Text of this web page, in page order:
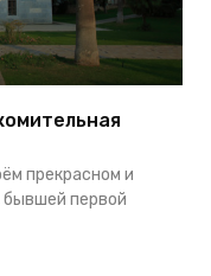
прекрасном и
бывшей первой